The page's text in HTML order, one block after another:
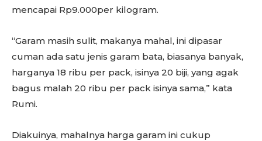
mencapai Rp9.000per kilogram.
“Garam masih sulit, makanya mahal, ini dipasar
cuman ada satu jenis garam bata, biasanya banyak,
harganya 18 ribu per pack, isinya 20 biji, yang agak
bagus malah 20 ribu per pack isinya sama,” kata
Rumi.
Diakuinya, mahalnya harga garam ini cukup